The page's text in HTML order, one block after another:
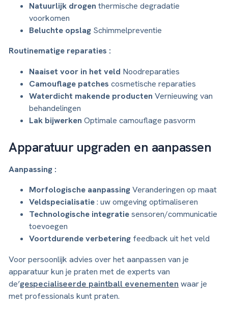
Natuurlijk drogen thermische degradatie
voorkomen
Beluchte opslag Schimmelpreventie
Routinematige reparaties :
Naaiset voor in het veld Noodreparaties
Camouflage patches cosmetische reparaties
Waterdicht makende producten Vernieuwing van
behandelingen
Lak bijwerken Optimale camouflage pasvorm
Apparatuur upgraden en aanpassen
Aanpassing :
Morfologische aanpassingVeranderingen op maat
Veldspecialisatie: uw omgeving optimaliseren
Technologische integratiesensoren/communicatie
toevoegen
Voortdurende verbetering feedback uit het veld
Voor persoonlijk advies over het aanpassen van je
apparatuur kun je praten met de experts van
de’gespecialiseerde paintball evenementen waar je
met professionals kunt praten.